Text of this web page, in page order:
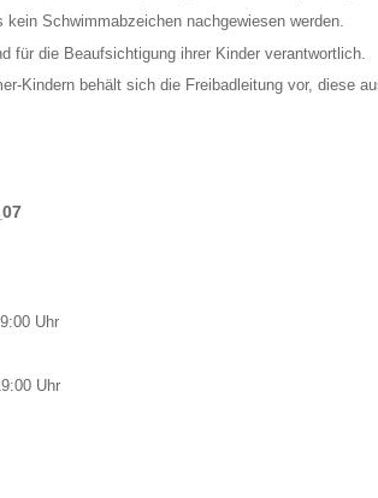
Schwimmabzeichen nachgewiesen werden.
für die Beaufsichtigung ihrer Kinder verantwortlich.
Kindern behält sich die Freibadleitung vor, diese
Uhr
Uhr